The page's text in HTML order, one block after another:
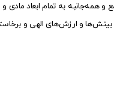
به تمام ابعاد مادی و
و ارزش‌های الهی و